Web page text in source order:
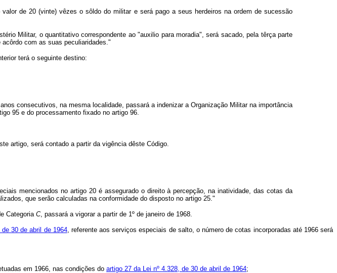
de 20 (vinte) vêzes o sôldo do militar e será pago a seus herdeiros na ordem de sucessão
Militar, o quantitativo correspondente ao "auxilio para moradia", será sacado, pela têrça parte
com as suas peculiaridades."
terá o seguinte destino:
consecutivos, na mesma localidade, passará a indenizar a Organização Militar na importância
95 e do processamento fixado no artigo 96.
artigo, será contado a partir da vigência dêste Código.
mencionados no artigo 20 é assegurado o direito à percepção, na inatividade, das cotas da
que serão calculadas na conformidade do disposto no artigo 25."
Categoria C, passará a vigorar a partir de 1º de janeiro de 1968.
30 de abril de 1964, referente aos serviços especiais de salto, o número de cotas incorporadas até 1966 será
em 1966, nas condições do artigo 27 da Lei nº 4.328, de 30 de abril de 1964;